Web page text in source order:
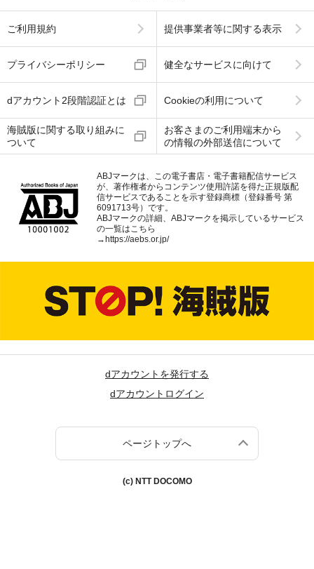
ご利用規約 提供事業者等に関する表示
プライバシーポリシー 健全なサービスに向けて
dアカウント2段階認証とは Cookieの利用について
海賊版に関する取り組みに
ついて
お客さまのご利用端末から
の情報の外部送信について
ABJマークは、この電子書店・電子書籍配信サービス
が、著作権者からコンテンツ使用許諾を得た正規版配
信サービスであることを示す登録商標（登録番号 第
6091713号）です。
ABJマークの詳細、ABJマークを掲示しているサービス
の一覧はこちら
→https://aebs.or.jp/
dアカウントを発行する
dアカウントログイン
ページトップへ
(c) NTT DOCOMO